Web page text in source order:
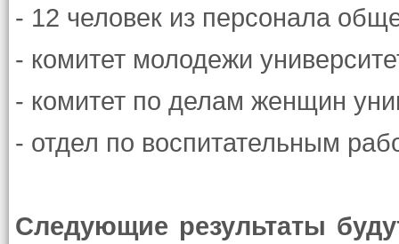
- 12 человек из персонала
- комитет молодежи
- комитет по делам женщин
- отдел по воспитательным
Следующие результаты